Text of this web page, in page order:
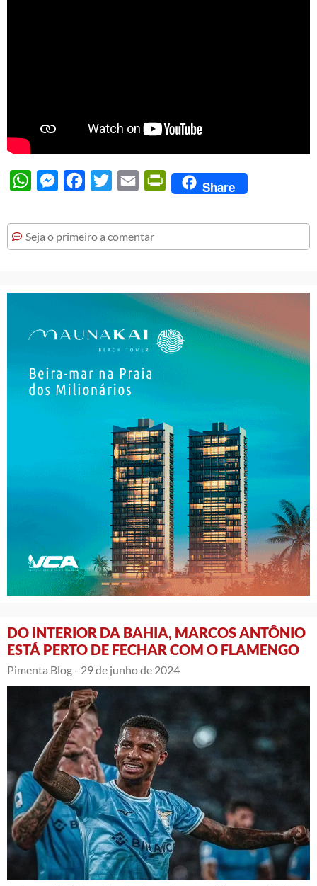
WhatsAppMessengerFacebook
Twitter Email PrintFriendly
Share
Seja o primeiro a comentar
DO INTERIOR DA BAHIA, MARCOS ANTÔNIO
ESTÁ PERTO DE FECHAR COM O FLAMENGO
Pimenta Blog - 29 de junho de 2024